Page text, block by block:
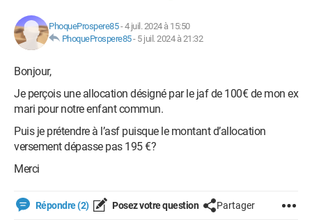
PhoqueProspere85-4 juil. 2024 à 15:50
PhoqueProspere85- 5 juil. 2024 à 21:32
Bonjour,
Je perçois une allocation désigné par le jaf de 100€ de mon ex
mari pour notre enfant commun.
Puis je prétendre à l’asf puisque le montant d’allocation
versement dépasse pas 195 €?
Merci
Répondre (2) Posez votre question Partager